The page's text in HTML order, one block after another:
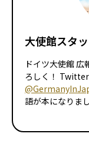
大使館スタ
ドイツ大使館 広
ろしく！
語が本になりま